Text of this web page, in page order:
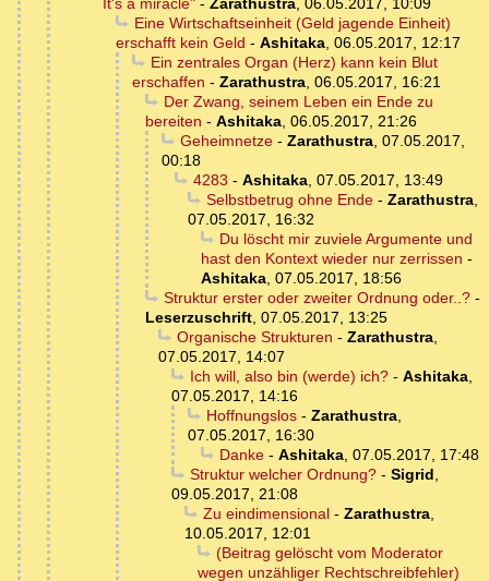
It's a miracle" - Zarathustra, 06.05.2017, 10:09
Eine Wirtschaftseinheit (Geld jagende Einheit)
erschafft kein Geld - Ashitaka, 06.05.2017, 12:17
Ein zentrales Organ (Herz) kann kein Blut
erschaffen - Zarathustra, 06.05.2017, 16:21
Der Zwang, seinem Leben ein Ende zu
bereiten - Ashitaka, 06.05.2017, 21:26
Geheimnetze- Zarathustra, 07.05.2017,
00:18
4283 - Ashitaka, 07.05.2017, 13:49
Selbstbetrug ohne Ende- Zarathustra,
07.05.2017, 16:32
Du löscht mir zuviele Argumente und
hast den Kontext wieder nur zerrissen -
Ashitaka, 07.05.2017, 18:56
Struktur erster oder zweiter Ordnung oder..?-
Leserzuschrift, 07.05.2017, 13:25
Organische Strukturen - Zarathustra,
07.05.2017, 14:07
Ich will, also bin (werde) ich?- Ashitaka,
07.05.2017, 14:16
Hoffnungslos- Zarathustra,
07.05.2017, 16:30
Danke- Ashitaka, 07.05.2017, 17:48
Struktur welcher Ordnung?- Sigrid,
09.05.2017, 21:08
Zu eindimensional- Zarathustra,
10.05.2017, 12:01
(Beitrag gelöscht vom Moderator
wegen unzähliger Rechtschreibfehler)